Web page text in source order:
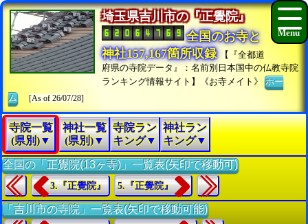
埼玉県吉川市の『正覺院』
全国のお寺と
神社157,167箇所収録
【『全都道
府県の寺院データ』：名前別日本国中の仏教寺院
ランキング情報サイト】《お寺メイト》ホー
ム
[As of 26/07/28]
寺院一覧
(県別)▼
神社一覧
(県別)▼
寺院ラン
キング▼
神社ラン
キング▼
全国の「正覺院(13ヶ寺)」一覧表(矢印で移動可)
3.『正覺院』 5.『正覺院』
「吉川市の寺院」一覧表(矢印で移動可能)